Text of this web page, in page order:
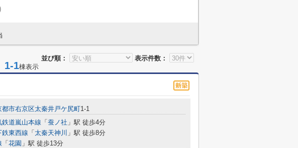
並び順：
表示件数：
1棟表示
都市右京区太秦井戸ケ尻町1-1
鉄道嵐山本線 「 蚕ノ社 」駅 徒歩4分
鉄東西線 「 太秦天神川 」駅 徒歩8分
「 花園 」駅 徒歩13分